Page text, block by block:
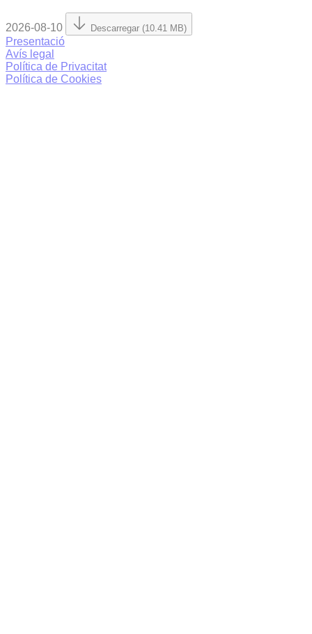
2026-08-10 Descarregar (10.41 MB)
Presentació
Avís legal
Política de Privacitat
Política de Cookies